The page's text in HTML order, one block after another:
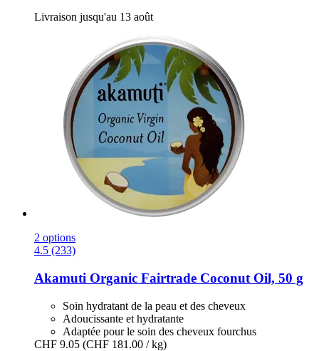
Livraison jusqu'au 13 août
2 options
4.5 (233)
Akamuti Organic Fairtrade Coconut Oil, 50 g
Soin hydratant de la peau et des cheveux
Adoucissante et hydratante
Adaptée pour le soin des cheveux fourchus
CHF 9.05 (CHF 181.00 / kg)